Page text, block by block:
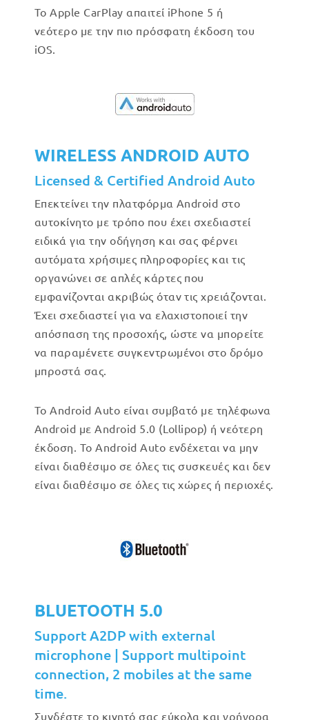
Το Apple CarPlay απαιτεί iPhone 5 ή
νεότερο με την πιο πρόσφατη έκδοση του
iOS.
WIRELESS ANDROID AUTO
Licensed & Certified Android Auto
Επεκτείνει την πλατφόρμα Android στο
αυτοκίνητο με τρόπο που έχει σχεδιαστεί
ειδικά για την οδήγηση και σας φέρνει
αυτόματα χρήσιμες πληροφορίες και τις
οργανώνει σε απλές κάρτες που
εμφανίζονται ακριβώς όταν τις χρειάζονται.
Έχει σχεδιαστεί για να ελαχιστοποιεί την
απόσπαση της προσοχής, ώστε να μπορείτε
να παραμένετε συγκεντρωμένοι στο δρόμο
μπροστά σας.
Το Android Auto είναι συμβατό με τηλέφωνα
Android με Android 5.0 (Lollipop) ή νεότερη
έκδοση. Το Android Auto ενδέχεται να μην
είναι διαθέσιμο σε όλες τις συσκευές και δεν
είναι διαθέσιμο σε όλες τις χώρες ή περιοχές.
BLUETOOTH 5.0
Support A2DP with external
microphone | Support multipoint
connection, 2 mobiles at the same
time.
Συνδέστε το κινητό σας εύκολα και γρήγορα